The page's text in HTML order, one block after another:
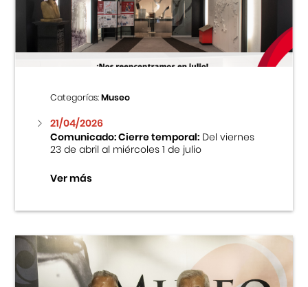
Centro Cultural Peruano Japonés
Museo de la Inmigración Japonesa
Fondo Editorial
Teatro Peruano Japonés
Categorías:Museo
21/04/2026
Comunicado: Cierre temporal:Del viernes
23 de abril al miércoles 1 de julio
Ver más